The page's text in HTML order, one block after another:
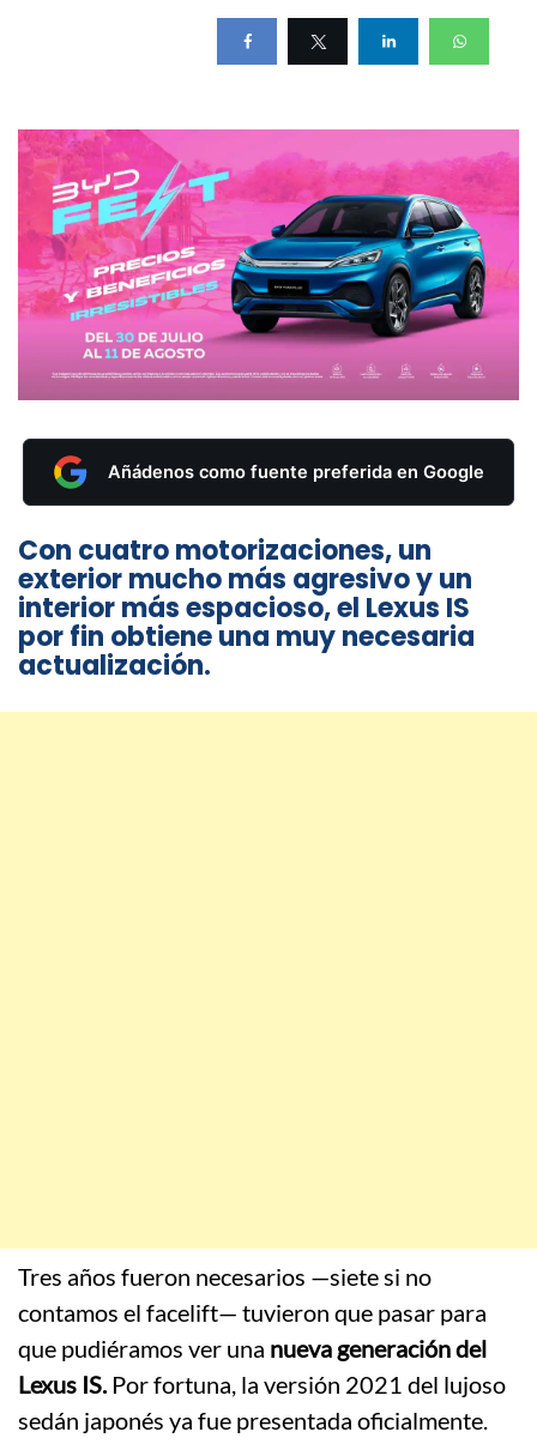
Añádenos como fuente preferida en Google
Con cuatro motorizaciones, un
exterior mucho más agresivo y un
interior más espacioso, el Lexus IS
por fin obtiene una muy necesaria
actualización.
Tres años fueron necesarios —siete si no
contamos el facelift— tuvieron que pasar para
que pudiéramos ver una nueva generación del
Lexus IS.Por fortuna, la versión 2021 del lujoso
sedán japonés ya fue presentada oficialmente.